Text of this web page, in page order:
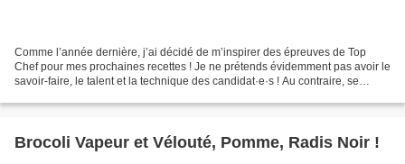
Comme l’année dernière, j’ai décidé de m’inspirer des épreuves de Top
Chef pour mes prochaines recettes ! Je ne prétends évidemment pas avoir le
savoir-faire, le talent et la technique des candidat·e·s ! Au contraire, se
Brocoli Vapeur et Vélouté, Pomme, Radis Noir !